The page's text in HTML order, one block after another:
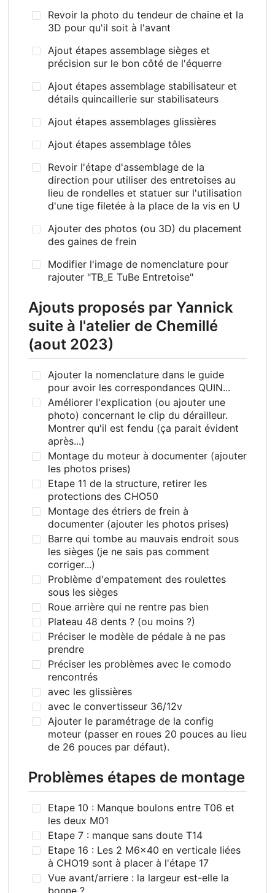
Revoir la photo du tendeur de chaine et la
3D pour qu'il soit à l'avant
Ajout étapes assemblage sièges et
précision sur le bon côté de l'équerre
Ajout étapes assemblage stabilisateur et
détails quincaillerie sur stabilisateurs
Ajout étapes assemblages glissières
Ajout étapes assemblage tôles
Revoir l'étape d'assemblage de la
direction pour utiliser des entretoises au
lieu de rondelles et statuer sur l'utilisation
d'une tige filetée à la place de la vis en U
Ajouter des photos (ou 3D) du placement
des gaines de frein
Modifier l'image de nomenclature pour
rajouter "TB_E TuBe Entretoise"
Ajouts proposés par Yannick
suite à l'atelier de Chemillé
(aout 2023)
Ajouter la nomenclature dans le guide
pour avoir les correspondances QUIN...
Améliorer l'explication (ou ajouter une
photo) concernant le clip du dérailleur.
Montrer qu'il est fendu (ça parait évident
après...)
Montage du moteur à documenter (ajouter
les photos prises)
Etape 11 de la structure, retirer les
protections des CHO50
Montage des étriers de frein à
documenter (ajouter les photos prises)
Barre qui tombe au mauvais endroit sous
les sièges (je ne sais pas comment
corriger...)
Problème d'empatement des roulettes
sous les sièges
Roue arrière qui ne rentre pas bien
Plateau 48 dents ? (ou moins ?)
Préciser le modèle de pédale à ne pas
prendre
Préciser les problèmes avec le comodo
rencontrés
avec les glissières
avec le convertisseur 36/12v
Ajouter le paramétrage de la config
moteur (passer en roues 20 pouces au lieu
de 26 pouces par défaut).
Problèmes étapes de montage
Etape 10 : Manque boulons entre T06 et
les deux M01
Etape 7 : manque sans doute T14
Etape 16 : Les 2 M6x40 en verticale liées
à CHO19 sont à placer à l'étape 17
Vue avant/arriere : la largeur est-elle la